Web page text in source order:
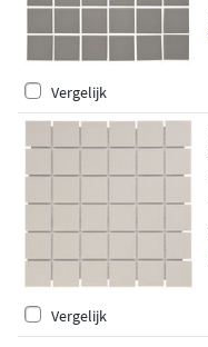
Vergelijk
Vergelijk